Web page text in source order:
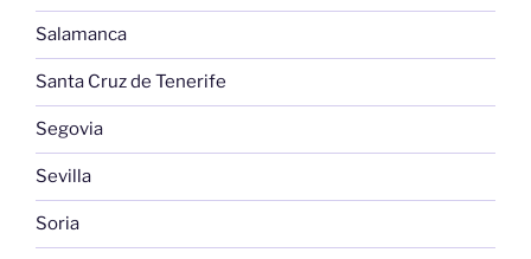
Salamanca
Santa Cruz de Tenerife
Segovia
Sevilla
Soria